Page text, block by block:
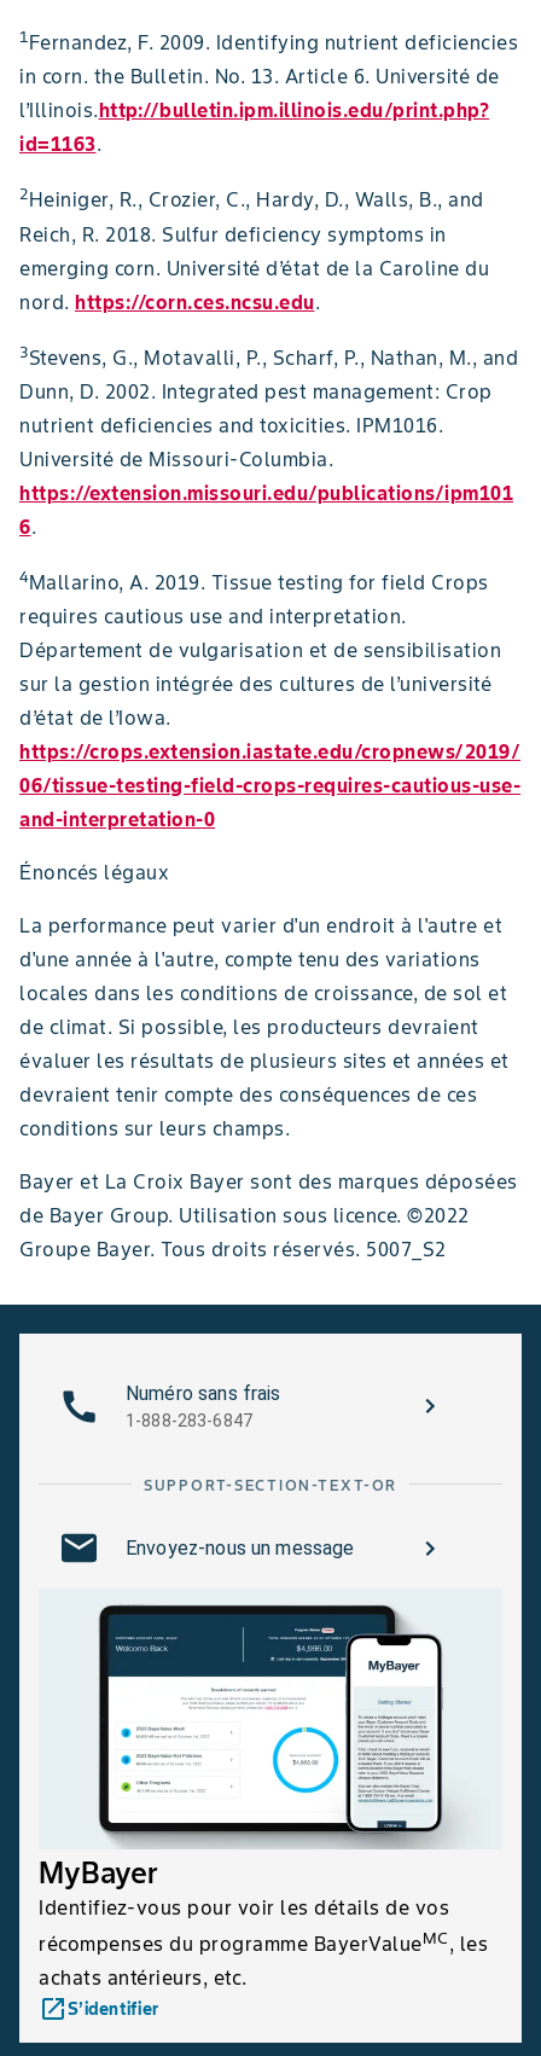
1Fernandez, F. 2009. Identifying nutrient deficiencies
in corn. the Bulletin. No. 13. Article 6. Université de
l’Illinois.http://bulletin.ipm.illinois.edu/print.php?
id=1163.
2Heiniger, R., Crozier, C., Hardy, D., Walls, B., and
Reich, R. 2018. Sulfur deficiency symptoms in
emerging corn. Université d’état de la Caroline du
nord. https://corn.ces.ncsu.edu.
3Stevens, G., Motavalli, P., Scharf, P., Nathan, M., and
Dunn, D. 2002. Integrated pest management: Crop
nutrient deficiencies and toxicities. IPM1016.
Université de Missouri-Columbia.
https://extension.missouri.edu/publications/ipm101
6.
4Mallarino, A. 2019. Tissue testing for field Crops
requires cautious use and interpretation.
Département de vulgarisation et de sensibilisation
sur la gestion intégrée des cultures de l’université
d’état de l’Iowa.
https://crops.extension.iastate.edu/cropnews/2019/
06/tissue-testing-field-crops-requires-cautious-use-
and-interpretation-0
Énoncés légaux
La performance peut varier d'un endroit à l'autre et
d'une année à l'autre, compte tenu des variations
locales dans les conditions de croissance, de sol et
de climat. Si possible, les producteurs devraient
évaluer les résultats de plusieurs sites et années et
devraient tenir compte des conséquences de ces
conditions sur leurs champs.
Bayer et La Croix Bayer sont des marques déposées
de Bayer Group. Utilisation sous licence. ©2022
Groupe Bayer. Tous droits réservés. 5007_S2
Numéro sans frais
1-888-283-6847
SUPPORT-SECTION-TEXT-OR
Envoyez-nous un message
MyBayer
Identifiez-vous pour voir les détails de vos
récompenses du programme BayerValueMC, les
achats antérieurs, etc.
launchS’identifier